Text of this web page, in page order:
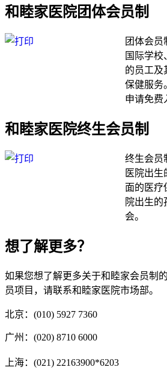
和睦家医院团体会员制
团体会员
国际学校
的员工及
保健服务
申请免费
和睦家医院终生会员制
终生会员
医院出
面的医疗
院出生的
会。
想了解更多？
如果您想了解更多关于和睦家会员制
员项目，请联系和睦家医院市场部。
北京：(010) 5927 7360
广州：(020) 8710 6000
上海：(021) 22163900*6203